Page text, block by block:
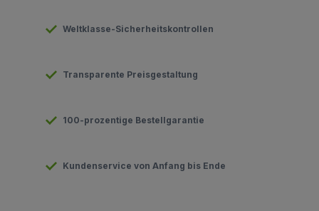
Weltklasse-Sicherheitskontrollen
Transparente Preisgestaltung
100-prozentige Bestellgarantie
Kundenservice von Anfang bis Ende